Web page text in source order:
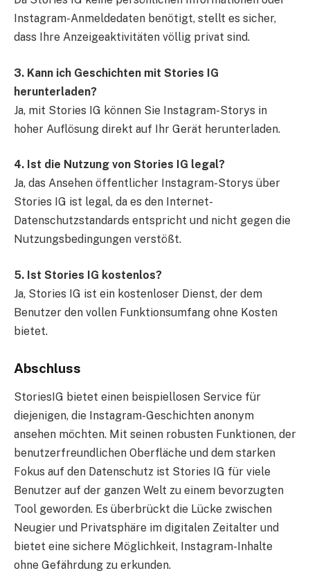
Instagram-Anmeldedaten benötigt, stellt es sicher,
dass Ihre Anzeigeaktivitäten völlig privat sind.
3. Kann ich Geschichten mit Stories IG
herunterladen?
Ja, mit Stories IG können Sie Instagram-Storys in
hoher Auflösung direkt auf Ihr Gerät herunterladen.
4. Ist die Nutzung von Stories IG legal?
Ja, das Ansehen öffentlicher Instagram-Storys über
Stories IG ist legal, da es den Internet-
Datenschutzstandards entspricht und nicht gegen die
Nutzungsbedingungen verstößt.
5. Ist Stories IG kostenlos?
Ja, Stories IG ist ein kostenloser Dienst, der dem
Benutzer den vollen Funktionsumfang ohne Kosten
bietet.
Abschluss
StoriesIG bietet einen beispiellosen Service für
diejenigen, die Instagram-Geschichten anonym
ansehen möchten. Mit seinen robusten Funktionen, der
benutzerfreundlichen Oberfläche und dem starken
Fokus auf den Datenschutz ist Stories IG für viele
Benutzer auf der ganzen Welt zu einem bevorzugten
Tool geworden. Es überbrückt die Lücke zwischen
Neugier und Privatsphäre im digitalen Zeitalter und
bietet eine sichere Möglichkeit, Instagram-Inhalte
ohne Gefährdung zu erkunden.